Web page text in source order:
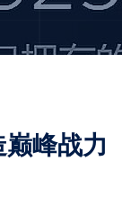
峰战力